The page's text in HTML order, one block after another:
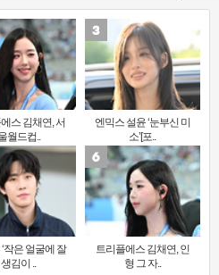
스 김채연, 서
월드컵..
엔믹스 설윤 ‘눈부신 미
소’[포..
작은 얼굴에 잘
생김이 ..
트리플에스 김채연, 인
형 그 자..